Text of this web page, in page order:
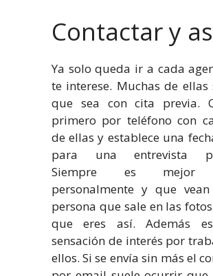
Contactar y
Ya solo queda ir a cada
te interese. Muchas de
que sea con cita previa.
primero por teléfono con
de ellas y establece una
para una entrevista
Siempre es mejor
personalmente y que
persona que sale en las
que eres así. Además
sensación de interés por
ellos. Si se envía sin más el